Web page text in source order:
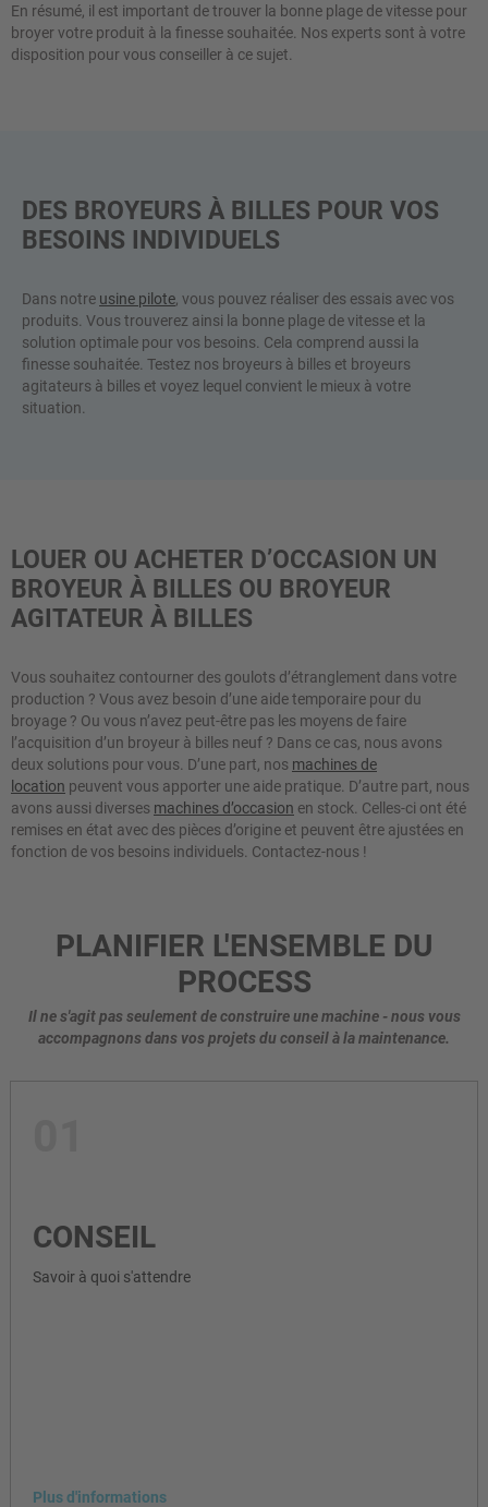
En résumé, il est important de trouver la bonne plage de vitesse pour
broyer votre produit à la finesse souhaitée. Nos experts sont à votre
disposition pour vous conseiller à ce sujet.
DES BROYEURS À BILLES POUR VOS
BESOINS INDIVIDUELS
Dans notre usine pilote, vous pouvez réaliser des essais avec vos
produits. Vous trouverez ainsi la bonne plage de vitesse et la
solution optimale pour vos besoins. Cela comprend aussi la
finesse souhaitée. Testez nos broyeurs à billes et broyeurs
agitateurs à billes et voyez lequel convient le mieux à votre
situation.
LOUER OU ACHETER D’OCCASION UN
BROYEUR À BILLES OU BROYEUR
AGITATEUR À BILLES
Vous souhaitez contourner des goulots d’étranglement dans votre
production ? Vous avez besoin d’une aide temporaire pour du
broyage ? Ou vous n’avez peut-être pas les moyens de faire
l’acquisition d’un broyeur à billes neuf ? Dans ce cas, nous avons
deux solutions pour vous. D’une part, nos machines de
location peuvent vous apporter une aide pratique. D’autre part, nous
avons aussi diverses machines d’occasion en stock. Celles-ci ont été
remises en état avec des pièces d’origine et peuvent être ajustées en
fonction de vos besoins individuels. Contactez-nous !
PLANIFIER L'ENSEMBLE DU
PROCESS
Il ne s'agit pas seulement de construire une machine - nous vous
accompagnons dans vos projets du conseil à la maintenance.
CONSEIL
Savoir à quoi s'attendre
Plus d'informations